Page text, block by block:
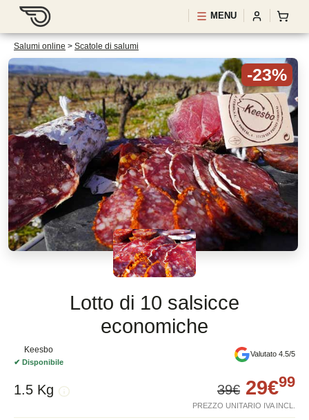
MENU
Salumi online > Scatole di salumi
-23%
Lotto di 10 salsicce
economiche
Keesbo
✔ Disponibile
Valutato 4.5/5
1.5 Kg 39€ 29€99
PREZZO UNITARIO IVA INCL.